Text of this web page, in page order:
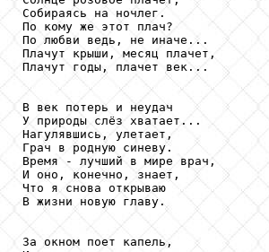
Собираясь на ночлег.
По кому же этот плач?
По любви ведь, не иначе...
Плачут крыши, месяц плачет,
Плачут годы, плачет век...
В век потерь и неудач
У природы слёз хватает...
Нагулявшись, улетает,
Грач в родную синеву.
Время - лучший в мире врач,
И оно, конечно, знает,
Что я снова открываю
В жизни новую главу.
За окном поет капель,